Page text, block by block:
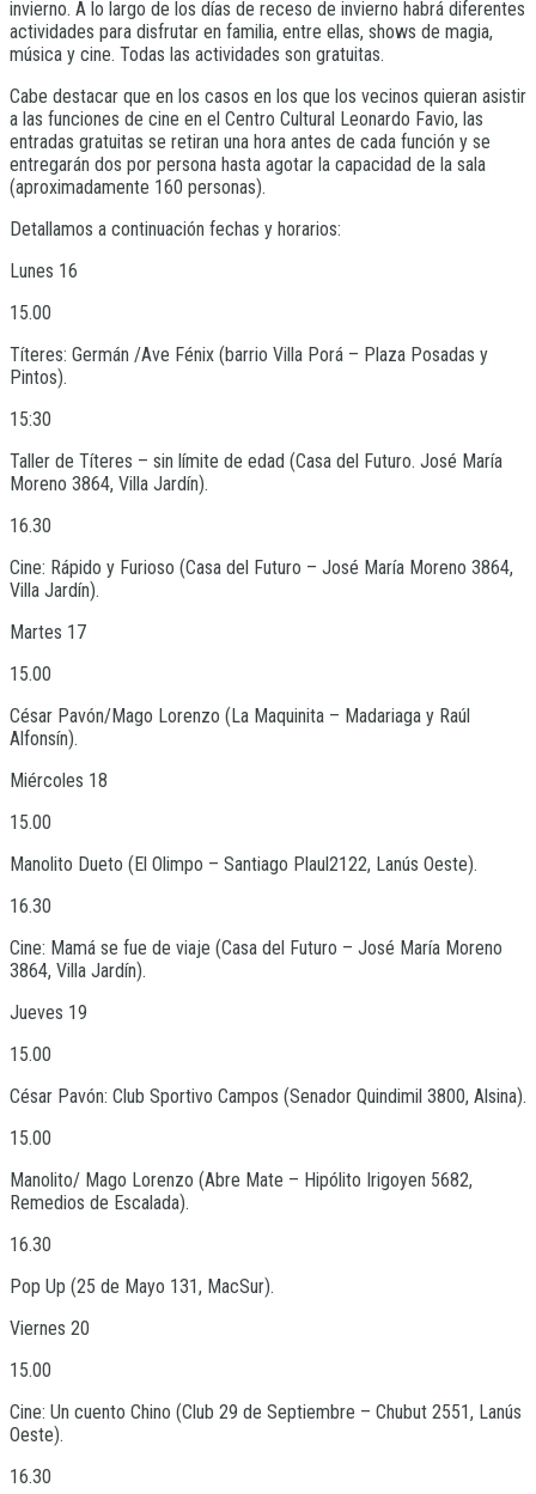
invierno. A lo largo de los días de receso de invierno habrá diferentes
actividades para disfrutar en familia, entre ellas, shows de magia,
música y cine. Todas las actividades son gratuitas.
Cabe destacar que en los casos en los que los vecinos quieran asistir
a las funciones de cine en el Centro Cultural Leonardo Favio, las
entradas gratuitas se retiran una hora antes de cada función y se
entregarán dos por persona hasta agotar la capacidad de la sala
(aproximadamente 160 personas).
Detallamos a continuación fechas y horarios:
Lunes 16
15.00
Títeres: Germán /Ave Fénix (barrio Villa Porá – Plaza Posadas y
Pintos).
15:30
Taller de Títeres – sin límite de edad (Casa del Futuro. José María
Moreno 3864, Villa Jardín).
16.30
Cine: Rápido y Furioso (Casa del Futuro – José María Moreno 3864,
Villa Jardín).
Martes 17
15.00
César Pavón/Mago Lorenzo (La Maquinita – Madariaga y Raúl
Alfonsín).
Miércoles 18
15.00
Manolito Dueto (El Olimpo – Santiago Plaul2122, Lanús Oeste).
16.30
Cine: Mamá se fue de viaje (Casa del Futuro – José María Moreno
3864, Villa Jardín).
Jueves 19
15.00
César Pavón: Club Sportivo Campos (Senador Quindimil 3800, Alsina).
15.00
Manolito/ Mago Lorenzo (Abre Mate – Hipólito Irigoyen 5682,
Remedios de Escalada).
16.30
Pop Up (25 de Mayo 131, MacSur).
Viernes 20
15.00
Cine: Un cuento Chino (Club 29 de Septiembre – Chubut 2551, Lanús
Oeste).
16.30